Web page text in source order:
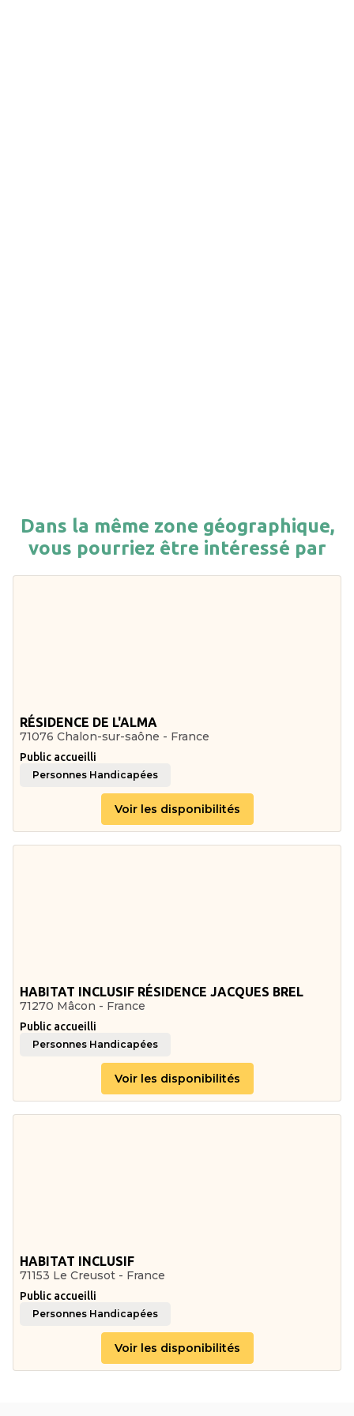
Dans la même zone géographique,
vous pourriez être intéressé par
RÉSIDENCE DE L'ALMA
71076 Chalon-sur-saône - France
Public accueilli
Personnes Handicapées
Voir les disponibilités
HABITAT INCLUSIF RÉSIDENCE JACQUES BREL
71270 Mâcon - France
Public accueilli
Personnes Handicapées
Voir les disponibilités
HABITAT INCLUSIF
71153 Le Creusot - France
Public accueilli
Personnes Handicapées
Voir les disponibilités